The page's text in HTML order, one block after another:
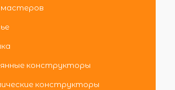
мастеров
конструкторы
конструкторы